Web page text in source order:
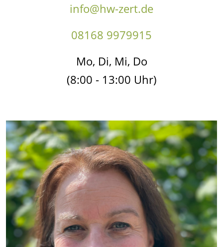
info@hw-zert.de
08168 9979915
Mo, Di, Mi, Do
(8:00 - 13:00 Uhr)